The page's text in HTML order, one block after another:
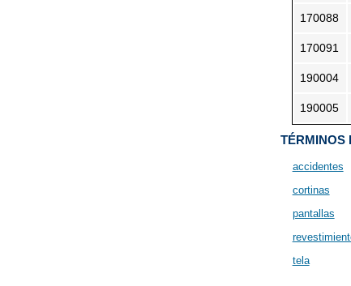
170088
170091
190004
190005
TÉRMINOS
accidentes
cortinas
pantallas
tela